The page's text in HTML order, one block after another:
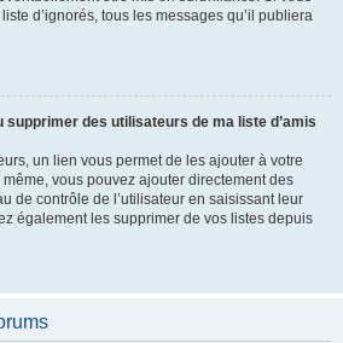
d’ignorés, tous les messages qu’il publiera
supprimer des utilisateurs de ma liste d’amis
un lien vous permet de les ajouter à votre
même, vous pouvez ajouter directement des
de contrôle de l’utilisateur en saisissant leur
également les supprimer de vos listes depuis